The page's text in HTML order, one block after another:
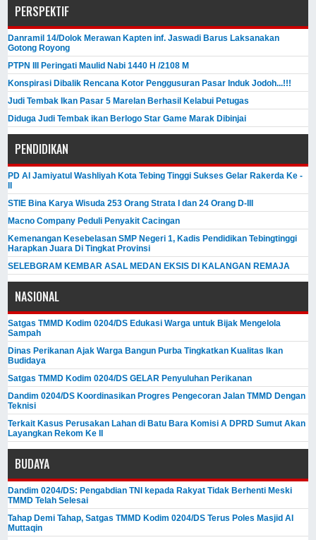
PERSPEKTIF
Danramil 14/Dolok Merawan Kapten inf. Jaswadi Barus Laksanakan
Gotong Royong
PTPN III Peringati Maulid Nabi 1440 H /2108 M
Konspirasi Dibalik Rencana Kotor Penggusuran Pasar Induk Jodoh...!!!
Judi Tembak Ikan Pasar 5 Marelan Berhasil Kelabui Petugas
Diduga Judi Tembak ikan Berlogo Star Game Marak Dibinjai
PENDIDIKAN
PD Al Jamiyatul Washliyah Kota Tebing Tinggi Sukses Gelar Rakerda Ke -
STIE Bina Karya Wisuda 253 Orang Strata I dan 24 Orang D-III
Macno Company Peduli Penyakit Cacingan
Kemenangan Kesebelasan SMP Negeri 1, Kadis Pendidikan Tebingtinggi
Harapkan Juara Di Tingkat Provinsi
SELEBGRAM KEMBAR ASAL MEDAN EKSIS DI KALANGAN REMAJA
NASIONAL
Satgas TMMD Kodim 0204/DS Edukasi Warga untuk Bijak Mengelola
Sampah
Dinas Perikanan Ajak Warga Bangun Purba Tingkatkan Kualitas Ikan
Budidaya
Satgas TMMD Kodim 0204/DS GELAR Penyuluhan Perikanan
Dandim 0204/DS Koordinasikan Progres Pengecoran Jalan TMMD Dengan
Teknisi
Terkait Kasus Perusakan Lahan di Batu Bara Komisi A DPRD Sumut Akan
Layangkan Rekom Ke II
BUDAYA
Dandim 0204/DS: Pengabdian TNI kepada Rakyat Tidak Berhenti Meski ​
TMMD Telah Selesai
Tahap Demi Tahap, Satgas TMMD Kodim 0204/DS Terus Poles Masjid Al
Muttaqin